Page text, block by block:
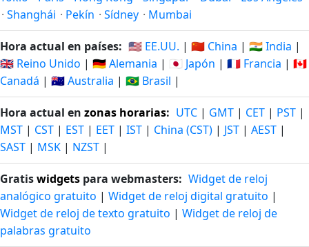
· Shanghái · Pekín · Sídney · Mumbai
Hora actual en países: 🇺🇸 EE.UU. | 🇨🇳 China | 🇮🇳 India |
🇬🇧 Reino Unido | 🇩🇪 Alemania | 🇯🇵 Japón | 🇫🇷 Francia | 🇨🇦
Canadá | 🇦🇺 Australia | 🇧🇷 Brasil |
Hora actual en zonas horarias: UTC | GMT | CET | PST |
MST | CST | EST | EET | IST | China (CST) | JST | AEST |
SAST | MSK | NZST |
Gratiswidgets para webmasters: Widget de reloj
analógico gratuito | Widget de reloj digital gratuito |
Widget de reloj de texto gratuito | Widget de reloj de
palabras gratuito